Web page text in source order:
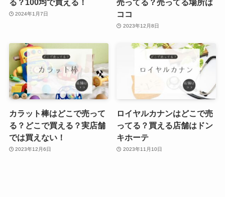
2024年1月7日
ココ
2023年12月8日
カラット棒はどこで売って
る？どこで買える？実店舗
では買えない！
2023年12月6日
ロイヤルカナンはどこで売
ってる？買える店舗はドン
キホーテ
2023年11月10日